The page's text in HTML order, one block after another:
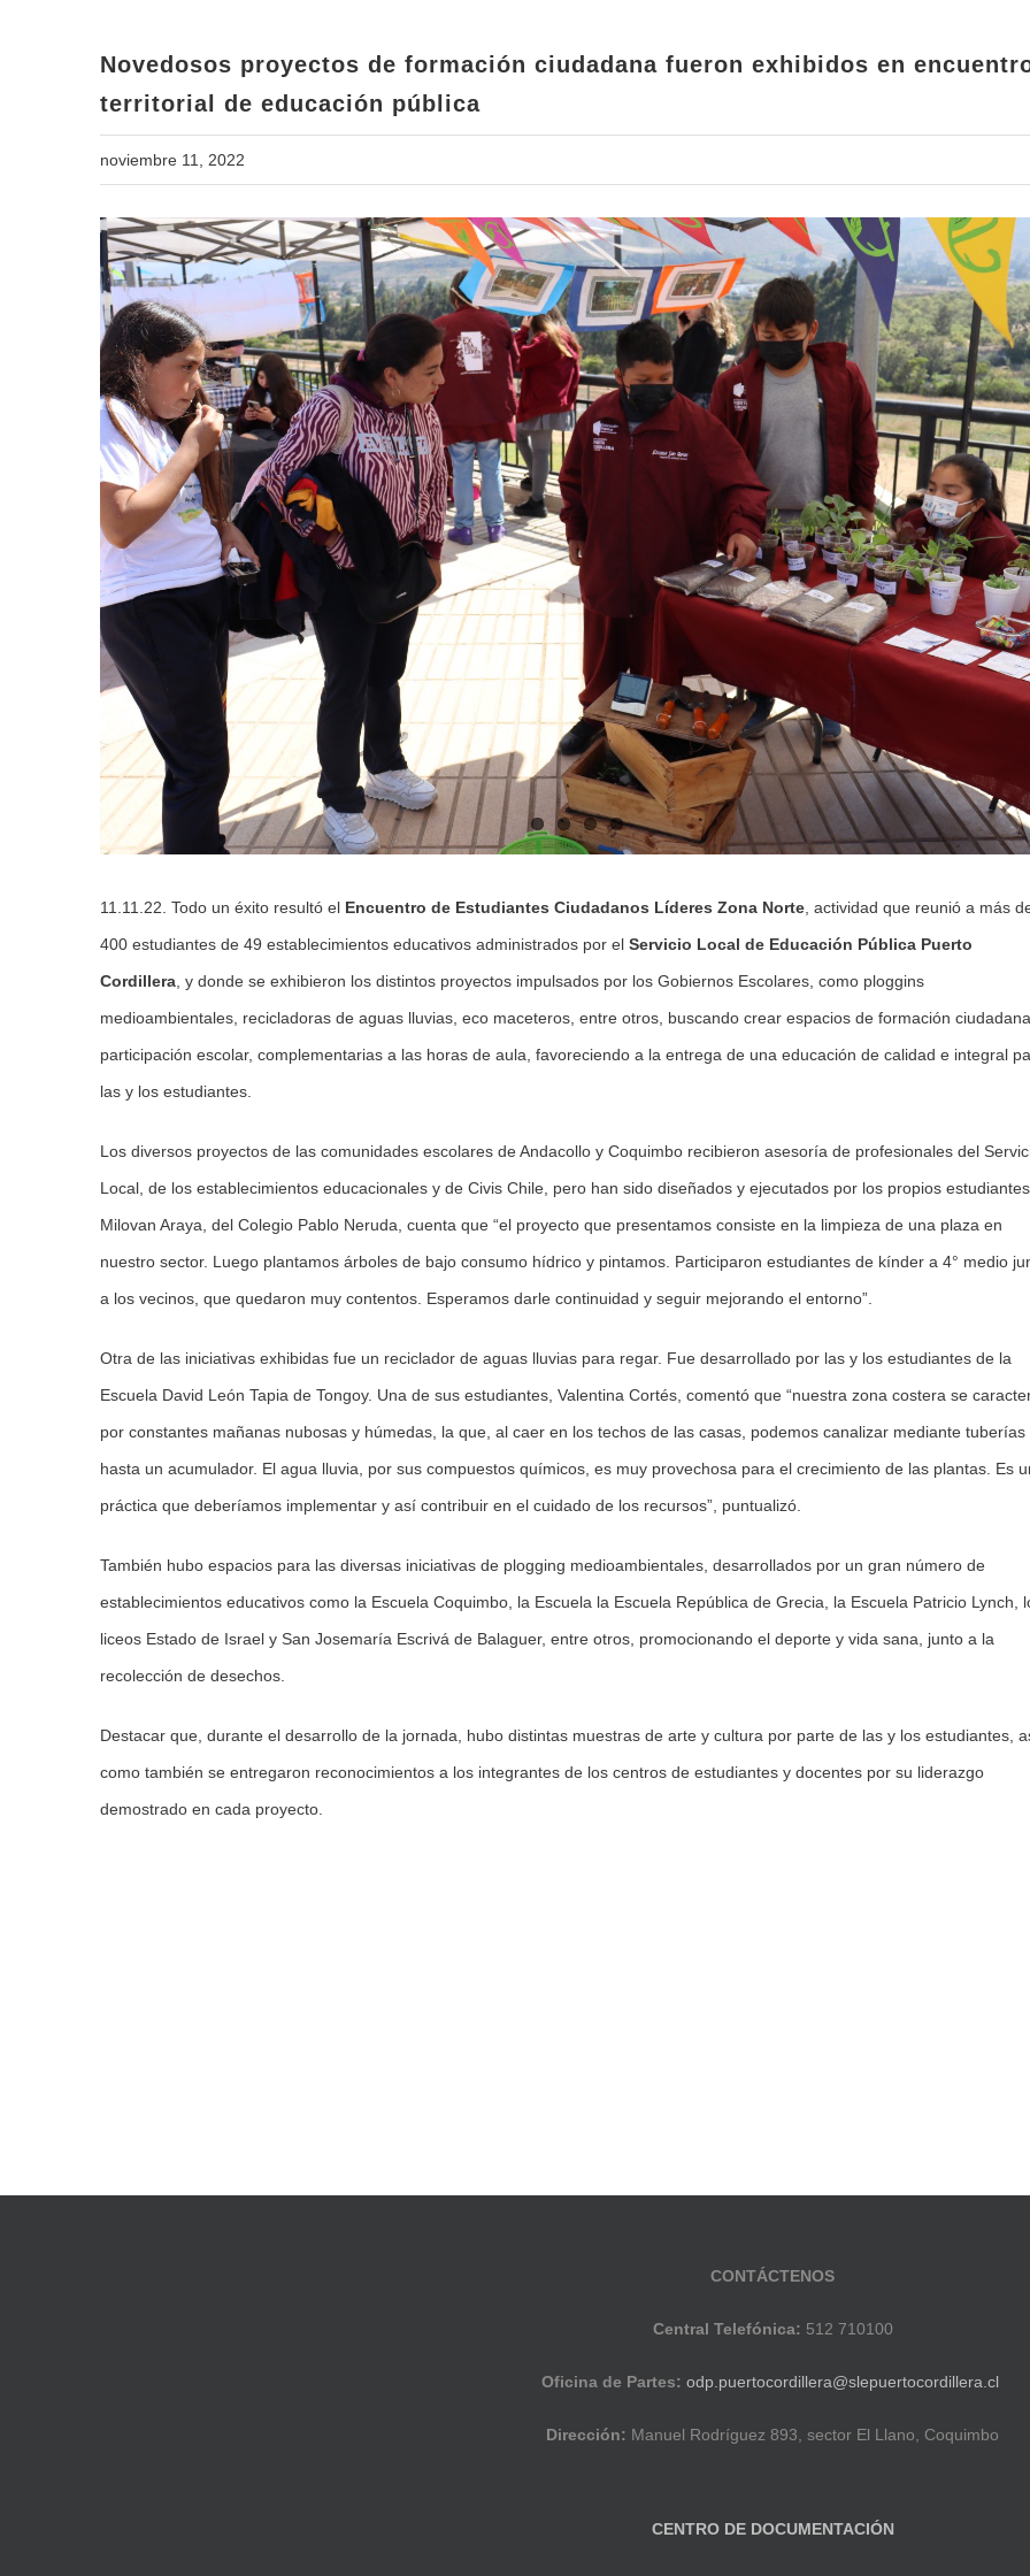
Novedosos proyectos de formación ciudadana fueron exhibidos en
territorial de educación pública
noviembre 11, 2022
View
Larger
Image
11.11.22. Todo un éxito resultó el Encuentro de Estudiantes Ciudadanos Líderes Zona Norte , actividad que reunió a más
400 estudiantes de 49 establecimientos educativos administrados por el Servicio Local de Educación Pública Puerto
Cordillera , y donde se exhibieron los distintos proyectos impulsados por los Gobiernos Escolares, como ploggins
medioambientales, recicladoras de aguas lluvias, eco maceteros, entre otros, buscando crear espacios de formación
participación escolar, complementarias a las horas de aula, favoreciendo a la entrega de una educación de calidad e integral
las y los estudiantes.
Los diversos proyectos de las comunidades escolares de Andacollo y Coquimbo recibieron asesoría de profesionales del
Local, de los establecimientos educacionales y de Civis Chile, pero han sido diseñados y ejecutados por los propios
Milovan Araya, del Colegio Pablo Neruda, cuenta que “el proyecto que presentamos consiste en la limpieza de una plaza en
nuestro sector. Luego plantamos árboles de bajo consumo hídrico y pintamos. Participaron estudiantes de kínder a 4° medio
a los vecinos, que quedaron muy contentos. Esperamos darle continuidad y seguir mejorando el entorno”.
Otra de las iniciativas exhibidas fue un reciclador de aguas lluvias para regar. Fue desarrollado por las y los estudiantes de la
Escuela David León Tapia de Tongoy. Una de sus estudiantes, Valentina Cortés, comentó que “nuestra zona costera se
por constantes mañanas nubosas y húmedas, la que, al caer en los techos de las casas, podemos canalizar mediante tuberías
hasta un acumulador. El agua lluvia, por sus compuestos químicos, es muy provechosa para el crecimiento de las plantas. Es
práctica que deberíamos implementar y así contribuir en el cuidado de los recursos”, puntualizó.
También hubo espacios para las diversas iniciativas de plogging medioambientales, desarrollados por un gran número de
establecimientos educativos como la Escuela Coquimbo, la Escuela la Escuela República de Grecia, la Escuela Patricio Lynch,
liceos Estado de Israel y San Josemaría Escrivá de Balaguer, entre otros, promocionando el deporte y vida sana, junto a la
recolección de desechos.
Destacar que, durante el desarrollo de la jornada, hubo distintas muestras de arte y cultura por parte de las y los estudiantes,
como también se entregaron reconocimientos a los integrantes de los centros de estudiantes y docentes por su liderazgo
demostrado en cada proyecto.
CONTÁCTENOS
Central Telefónica: 512 710100
Oficina de Partes: odp.puertocordillera@slepuertocordillera.cl
Dirección: Manuel Rodríguez 893, sector El Llano, Coquimbo
CENTRO DE DOCUMENTACIÓN